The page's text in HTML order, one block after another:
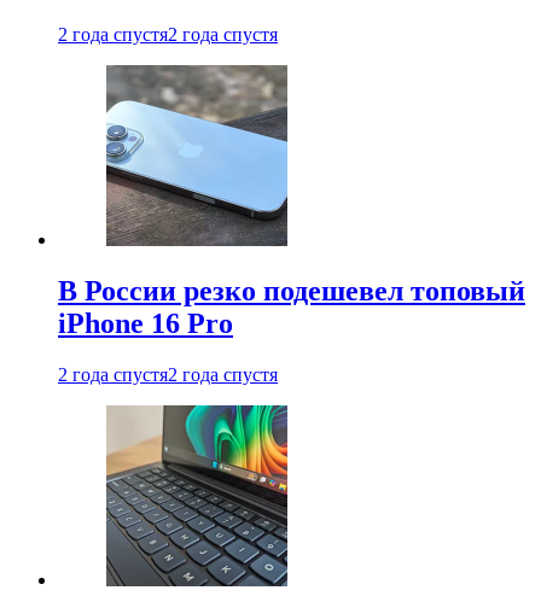
2 года спустя2 года спустя
В России резко подешевел топовый
iPhone 16 Pro
2 года спустя2 года спустя